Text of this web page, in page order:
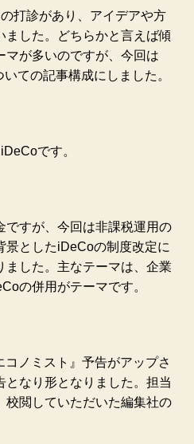
打診があり、アイデアや方
ました。どちらかと言えば傾
マが多いのですが、今回は
ての記事構成にしました。
です。
ですが、今回は非課税運用の
景としたiDeCoの制度改定に
ました。主なテーマは、企業
の併用がテーマです。
ノミスト』予告がアップさ
なり形となりました。 担当
校閲していただいた編集社の